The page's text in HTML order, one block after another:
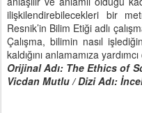
ilişkilendirebilecekleri bir
Resnik’in Bilim Etiği adlı
Çalışma, bilimin nasıl
kaldığını anlamamıza
Orijinal Adı: The Ethics of
Vicdan Mutlu / Dizi Adı: